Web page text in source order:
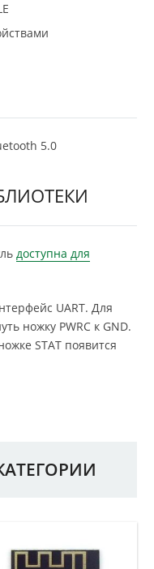
5.0
доступна для
UART. Для
ножку PWRC к GND.
STAT появится